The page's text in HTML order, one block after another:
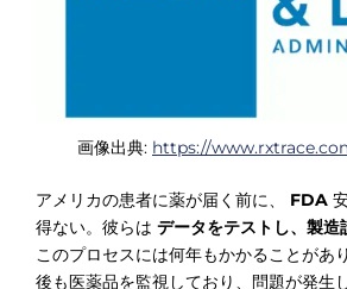
画像出典: https://
アメリカの患者に薬が届く前に、 FDA
得ない。彼らは データをテストし、製造
このプロセスには何年もかかることがあ
後も医薬品を監視しており、問題が発生